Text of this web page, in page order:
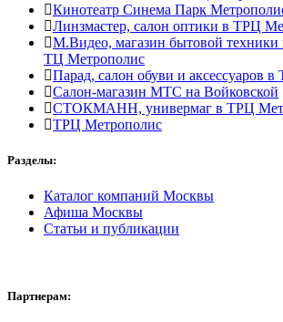
Кинотеатр Синема Парк
Линзмастер, салон оптики в ТРЦ
М.Видео, магазин бытовой техники
ТЦ Метрополис
Парад, салон обуви и аксессуаров
Салон-магазин МТС на Войковской
СТОКМАНН, универмаг в ТРЦ
ТРЦ Метрополис
Разделы:
Каталог компаний Москвы
Афиша Москвы
Статьи и публикации
Партнерам: